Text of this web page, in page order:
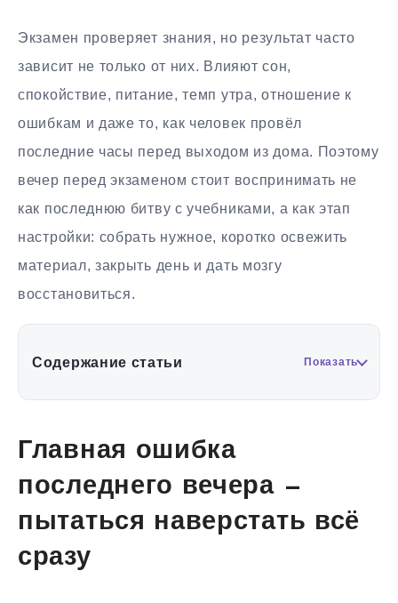
Экзамен проверяет знания, но результат часто
зависит не только от них. Влияют сон,
спокойствие, питание, темп утра, отношение к
ошибкам и даже то, как человек провёл
последние часы перед выходом из дома. Поэтому
вечер перед экзаменом стоит воспринимать не
как последнюю битву с учебниками, а как этап
настройки: собрать нужное, коротко освежить
материал, закрыть день и дать мозгу
восстановиться.
Содержание статьи Показать
Главная ошибка
последнего вечера —
пытаться наверстать всё
сразу